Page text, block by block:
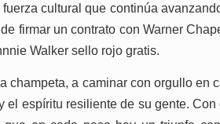
cultural que continúa
firmar un contrato con Warner
Walker sello rojo gratis.
champeta, a caminar con orgullo en
espíritu resiliente de su gente. Con